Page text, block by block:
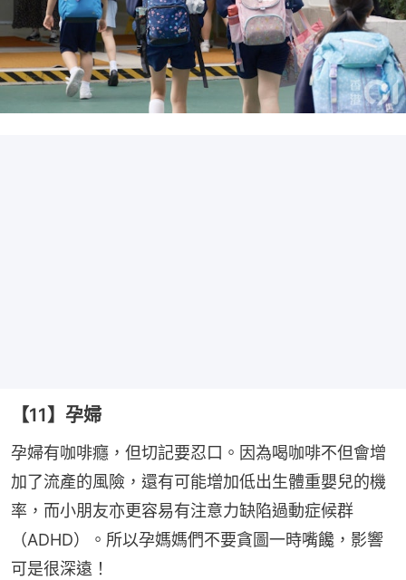
【11】孕婦
孕婦有咖啡癮，但切記要忍口。因為喝咖啡不但會增
加了流產的風險，還有可能增加低出生體重嬰兒的機
率，而小朋友亦更容易有注意力缺陷過動症候群
（ADHD）。所以孕媽媽們不要貪圖一時嘴饞，影響
可是很深遠！